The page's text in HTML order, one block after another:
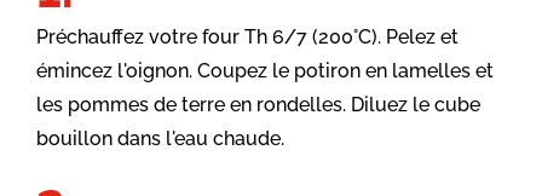
Préchauffez votre four Th 6/7 (200°C). Pelez et
émincez l'oignon. Coupez le potiron en lamelles et
les pommes de terre en rondelles. Diluez le cube
bouillon dans l'eau chaude.